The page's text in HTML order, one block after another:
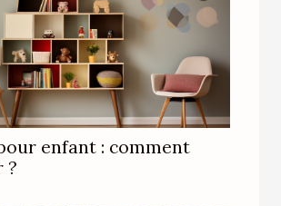
enfant : comment
?